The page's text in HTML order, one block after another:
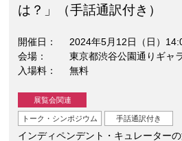
は？」（手話通訳付き）
開催日
2024年5月12日（日）
会場
東京都渋谷公園通りギャ
入場料
無料
展覧会関連
トーク・シンポジウム 手話通訳付き
インディペンデント・キュレーター